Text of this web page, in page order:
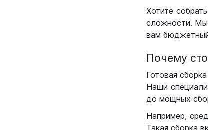
Хотите
сложности. Мы
вам
Почему
Готовая
Наши
до мощных
Например,
Такая сборка